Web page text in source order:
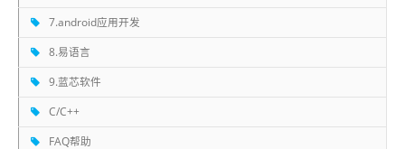
7.android应用开发
8.易语言
9.蓝芯软件
C/C++
FAQ帮助